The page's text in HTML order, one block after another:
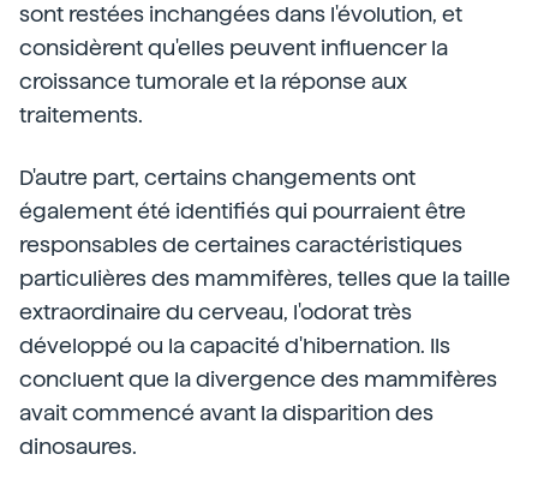
sont restées inchangées dans l'évolution, et
considèrent qu'elles peuvent influencer la
croissance tumorale et la réponse aux
traitements.
D'autre part, certains changements ont
également été identifiés qui pourraient être
responsables de certaines caractéristiques
particulières des mammifères, telles que la taille
extraordinaire du cerveau, l'odorat très
développé ou la capacité d'hibernation. Ils
concluent que la divergence des mammifères
avait commencé avant la disparition des
dinosaures.